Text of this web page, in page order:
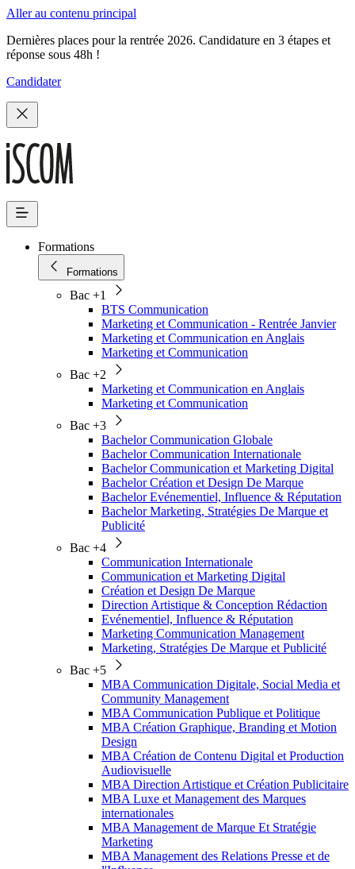
Aller au contenu principal
Dernières places pour la rentrée 2026. Candidature en 3 étapes et
réponse sous 48h !
Candidater
Formations
Formations
Bac +1
BTS Communication
Marketing et Communication - Rentrée Janvier
Marketing et Communication en Anglais
Marketing et Communication
Bac +2
Marketing et Communication en Anglais
Marketing et Communication
Bac +3
Bachelor Communication Globale
Bachelor Communication Internationale
Bachelor Communication et Marketing Digital
Bachelor Création et Design De Marque
Bachelor Evénementiel, Influence & Réputation
Bachelor Marketing, Stratégies De Marque et
Publicité
Bac +4
Communication Internationale
Communication et Marketing Digital
Création et Design De Marque
Direction Artistique & Conception Rédaction
Evénementiel, Influence & Réputation
Marketing Communication Management
Marketing, Stratégies De Marque et Publicité
Bac +5
MBA Communication Digitale, Social Media et
Community Management
MBA Communication Publique et Politique
MBA Création Graphique, Branding et Motion
Design
MBA Création de Contenu Digital et Production
Audiovisuelle
MBA Direction Artistique et Création Publicitaire
MBA Luxe et Management des Marques
internationales
MBA Management de Marque Et Stratégie
Marketing
MBA Management des Relations Presse et de